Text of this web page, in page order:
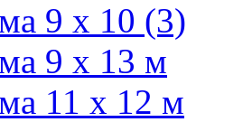
9 х 10 (3)
9 х 13 м
11 х 12 м